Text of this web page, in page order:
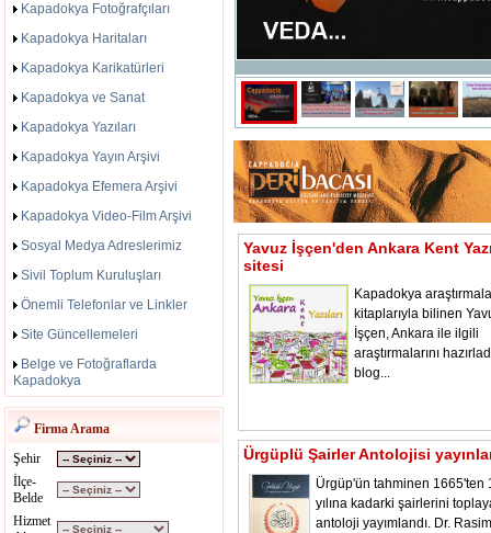
Kapadokya Fotoğrafçıları
Kapadokya Haritaları
Kapadokya Karikatürleri
Kapadokya ve Sanat
Kapadokya Yazıları
Kapadokya Yayın Arşivi
Kapadokya Efemera Arşivi
Kapadokya Video-Film Arşivi
Sosyal Medya Adreslerimiz
Sivil Toplum Kuruluşları
Önemli Telefonlar ve Linkler
Site Güncellemeleri
Belge ve Fotoğraflarda
Kapadokya
Firma Arama
Şehir
İlçe-
Belde
Hizmet
Yavuz İşçen'den Ankara Kent
sitesi
Kapadokya
kitaplarıyla bilinen
İşçen, Ankara ile ilgili
araştırmalarını
blog...
Ürgüplü Şairler Antolojisi
Ürgüp'ün tahminen 1665'ten
yılına kadarki şairlerini
antoloji yayımlandı. Dr.